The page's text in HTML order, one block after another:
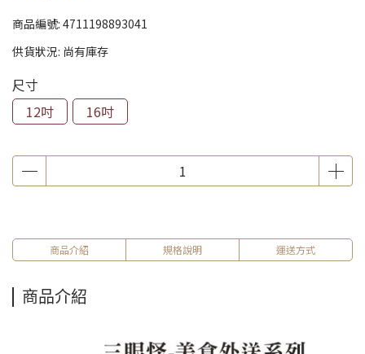
商品編號: 4711198893041
供貨狀況: 尚有庫存
尺寸
12吋
16吋
商品介紹 規格說明 運送方式
商品介紹